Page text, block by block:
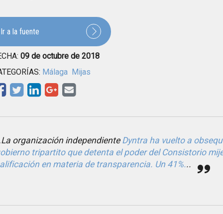
Ir a la fuente
09 de octubre de 2018
Málaga Mijas
organización independiente Dyntra ha vuelto a
tripartito que detenta el poder del Consistorio
en materia de transparencia. Un 41%...